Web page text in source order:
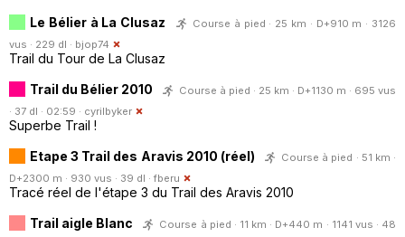
Le Bélier à La Clusaz
Course à pied · 25 km · D+910 m · 3126
vus · 229 dl · bjop74
Trail du Tour de La Clusaz
Trail du Bélier 2010
Course à pied · 25 km · D+1130 m · 695 vus
· 37 dl · 02:59 · cyrilbyker
Superbe Trail !
Etape 3 Trail des Aravis 2010 (réel)
Course à pied · 51 km ·
D+2300 m · 930 vus · 39 dl · fberu
Tracé réel de l'étape 3 du Trail des Aravis 2010
Trail aigle Blanc
Course à pied · 11 km · D+440 m · 1141 vus · 48